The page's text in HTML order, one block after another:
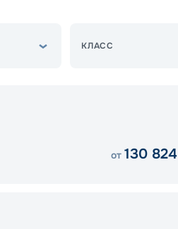
КЛАСС
от 130 824